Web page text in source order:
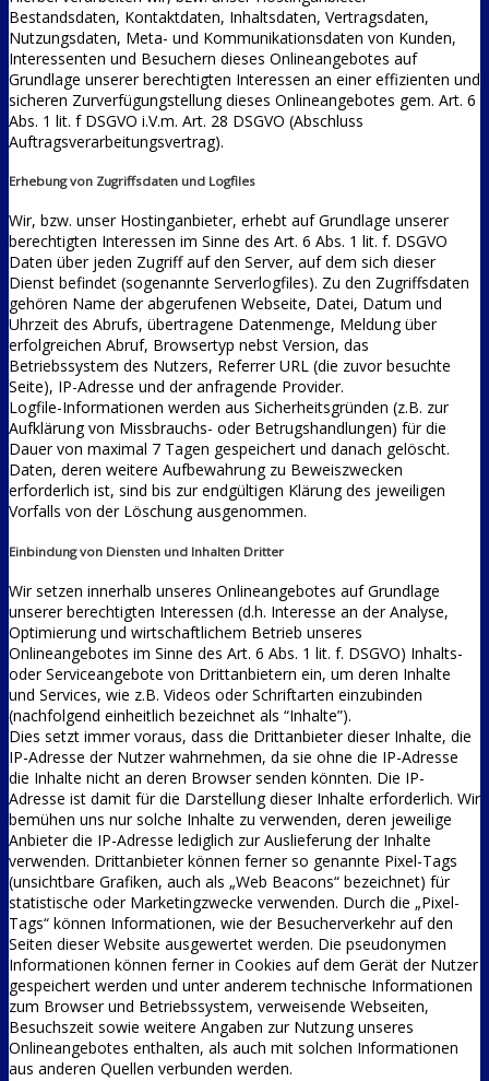
Bestandsdaten, Kontaktdaten, Inhaltsdaten, Vertragsdaten,
Nutzungsdaten, Meta- und Kommunikationsdaten von Kunden,
Interessenten und Besuchern dieses Onlineangebotes auf
Grundlage unserer berechtigten Interessen an einer effizienten und
sicheren Zurverfügungstellung dieses Onlineangebotes gem. Art. 6
Abs. 1 lit. f DSGVO i.V.m. Art. 28 DSGVO (Abschluss
Auftragsverarbeitungsvertrag).
Erhebung von Zugriffsdaten und Logfiles
Wir, bzw. unser Hostinganbieter, erhebt auf Grundlage unserer
berechtigten Interessen im Sinne des Art. 6 Abs. 1 lit. f. DSGVO
Daten über jeden Zugriff auf den Server, auf dem sich dieser
Dienst befindet (sogenannte Serverlogfiles). Zu den Zugriffsdaten
gehören Name der abgerufenen Webseite, Datei, Datum und
Uhrzeit des Abrufs, übertragene Datenmenge, Meldung über
erfolgreichen Abruf, Browsertyp nebst Version, das
Betriebssystem des Nutzers, Referrer URL (die zuvor besuchte
Seite), IP-Adresse und der anfragende Provider.
Logfile-Informationen werden aus Sicherheitsgründen (z.B. zur
Aufklärung von Missbrauchs- oder Betrugshandlungen) für die
Dauer von maximal 7 Tagen gespeichert und danach gelöscht.
Daten, deren weitere Aufbewahrung zu Beweiszwecken
erforderlich ist, sind bis zur endgültigen Klärung des jeweiligen
Vorfalls von der Löschung ausgenommen.
Einbindung von Diensten und Inhalten Dritter
Wir setzen innerhalb unseres Onlineangebotes auf Grundlage
unserer berechtigten Interessen (d.h. Interesse an der Analyse,
Optimierung und wirtschaftlichem Betrieb unseres
Onlineangebotes im Sinne des Art. 6 Abs. 1 lit. f. DSGVO) Inhalts-
oder Serviceangebote von Drittanbietern ein, um deren Inhalte
und Services, wie z.B. Videos oder Schriftarten einzubinden
(nachfolgend einheitlich bezeichnet als “Inhalte”).
Dies setzt immer voraus, dass die Drittanbieter dieser Inhalte, die
IP-Adresse der Nutzer wahrnehmen, da sie ohne die IP-Adresse
die Inhalte nicht an deren Browser senden könnten. Die IP-
Adresse ist damit für die Darstellung dieser Inhalte erforderlich. Wir
bemühen uns nur solche Inhalte zu verwenden, deren jeweilige
Anbieter die IP-Adresse lediglich zur Auslieferung der Inhalte
verwenden. Drittanbieter können ferner so genannte Pixel-Tags
(unsichtbare Grafiken, auch als „Web Beacons“ bezeichnet) für
statistische oder Marketingzwecke verwenden. Durch die „Pixel-
Tags“ können Informationen, wie der Besucherverkehr auf den
Seiten dieser Website ausgewertet werden. Die pseudonymen
Informationen können ferner in Cookies auf dem Gerät der Nutzer
gespeichert werden und unter anderem technische Informationen
zum Browser und Betriebssystem, verweisende Webseiten,
Besuchszeit sowie weitere Angaben zur Nutzung unseres
Onlineangebotes enthalten, als auch mit solchen Informationen
aus anderen Quellen verbunden werden.